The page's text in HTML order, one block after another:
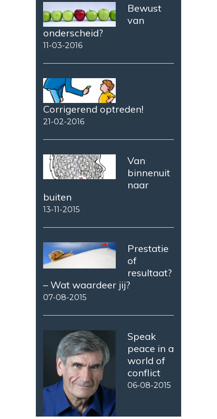
Bewust
van
onderscheid?
11-03-2016
Corrigerend optreden!
21-02-2016
Van
binnenuit
naar
buiten
13-11-2015
Prestatie
of
resultaat?
– Wat waardeer jij?
07-08-2015
Speak
peace in a
world of
conflict
06-08-2015